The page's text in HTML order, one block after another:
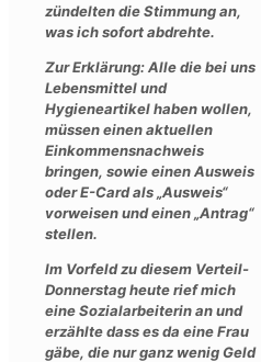
zündelten die Stimmung an,
was ich sofort abdrehte.
Zur Erklärung: Alle die bei uns
Lebensmittel und
Hygieneartikel haben wollen,
müssen einen aktuellen
Einkommensnachweis
bringen, sowie einen Ausweis
oder E-Card als „Ausweis“
vorweisen und einen „Antrag“
stellen.
Im Vorfeld zu diesem Verteil-
Donnerstag heute rief mich
eine Sozialarbeiterin an und
erzählte dass es da eine Frau
gäbe, die nur ganz wenig Geld